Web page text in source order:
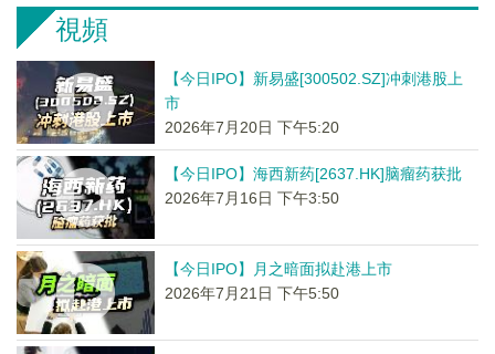
視頻
【今日IPO】新易盛[300502.SZ]冲刺港股上
市
2026年7月20日 下午5:20
【今日IPO】海西新药[2637.HK]脑瘤药获批
2026年7月16日 下午3:50
【今日IPO】月之暗面拟赴港上市
2026年7月21日 下午5:50